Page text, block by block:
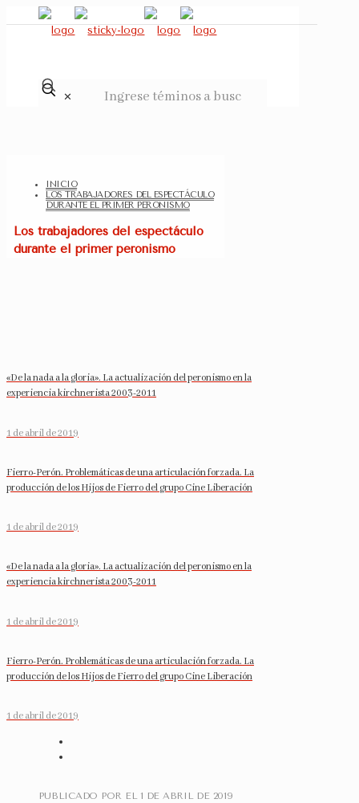
✕
Los trabajadores del espectáculo
durante el primer peronismo
INICIO
LOS TRABAJADORES DEL ESPECTÁCULO
DURANTE EL PRIMER PERONISMO
«De la nada a la gloria». La actualización del peronismo en la
experiencia kirchnerista 2003-2011
1 de abril de 2019
Fierro-Perón. Problemáticas de una articulación forzada. La
producción de los Hijos de Fierro del grupo Cine Liberación
1 de abril de 2019
«De la nada a la gloria». La actualización del peronismo en la
experiencia kirchnerista 2003-2011
1 de abril de 2019
Fierro-Perón. Problemáticas de una articulación forzada. La
producción de los Hijos de Fierro del grupo Cine Liberación
1 de abril de 2019
PUBLICADO POR EL 1 DE ABRIL DE 2019